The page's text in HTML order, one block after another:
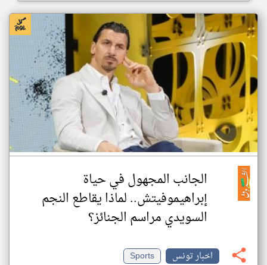
الجانب المجهول في حياة
إبراهيموفيتش.. لماذا يقاطع النجم
السويدي مراسم الجنائز؟
اخبار تونس
Sports